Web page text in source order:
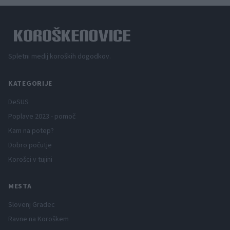
Spletni medij koroških dogodkov.
KATEGORIJE
DeSUS
Poplave 2023 - pomoč
Kam na potep?
Dobro počutje
Korošci v tujini
MESTA
Slovenj Gradec
Ravne na Koroškem